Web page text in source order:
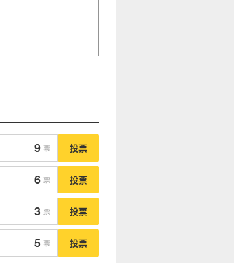
9 票 投票
6 票 投票
3 票 投票
5 票 投票